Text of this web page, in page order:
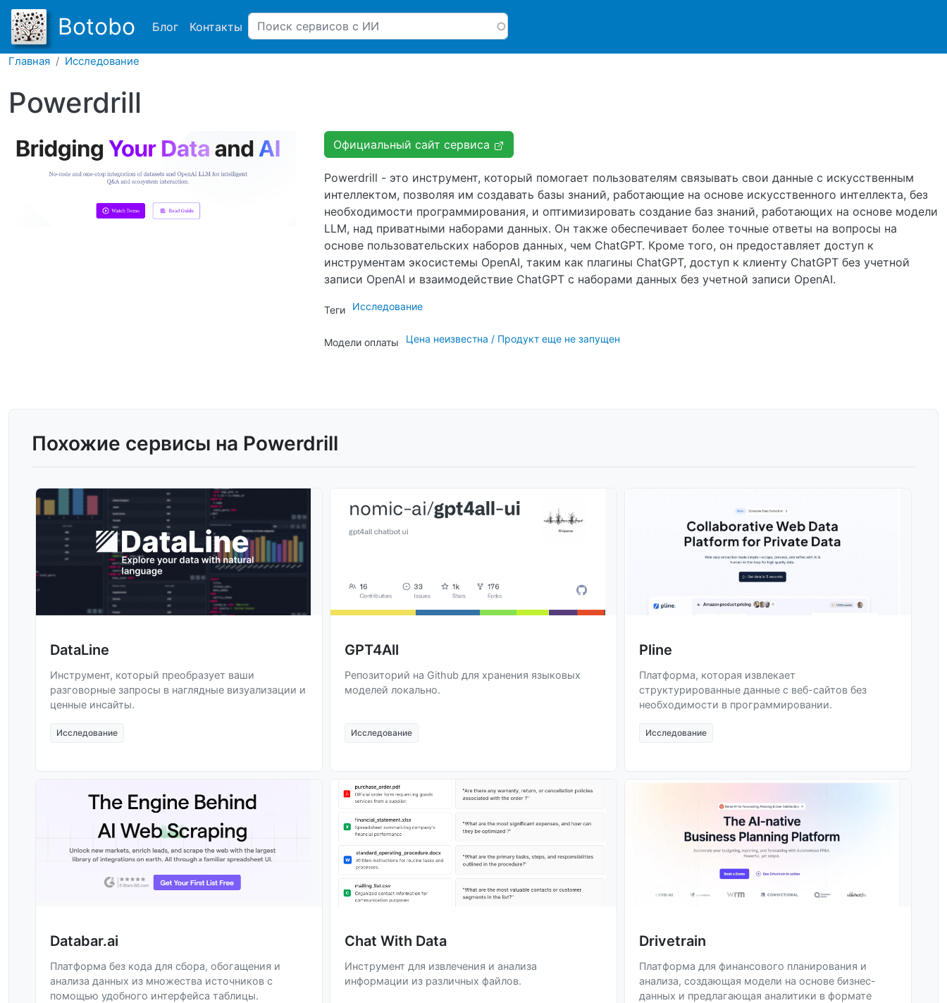
Перейти к основному содержанию
Botobo Main navigation
Блог Контакты
Главная Исследование
Powerdrill
Официальный сайт сервиса
Powerdrill - это инструмент, который помогает пользователям связывать свои данные с искусственным
интеллектом, позволяя им создавать базы знаний, работающие на основе искусственного интеллекта, без
необходимости программирования, и оптимизировать создание баз знаний, работающих на основе модели
LLM, над приватными наборами данных. Он также обеспечивает более точные ответы на вопросы на
основе пользовательских наборов данных, чем ChatGPT. Кроме того, он предоставляет доступ к
инструментам экосистемы OpenAI, таким как плагины ChatGPT, доступ к клиенту ChatGPT без учетной
записи OpenAI и взаимодействие ChatGPT с наборами данных без учетной записи OpenAI.
Теги Исследование
Модели оплаты Цена неизвестна / Продукт еще не запущен
Похожие сервисы на Powerdrill
DataLine
Инструмент, который преобразует ваши
разговорные запросы в наглядные визуализации и
ценные инсайты.
Исследование
GPT4All
Репозиторий на Github для хранения языковых
моделей локально.
Исследование
Pline
Платформа, которая извлекает
структурированные данные с веб-сайтов без
необходимости в программировании.
Исследование
Databar.ai
Платформа без кода для сбора, обогащения и
анализа данных из множества источников с
помощью удобного интерфейса таблицы.
Chat With Data
Инструмент для извлечения и анализа
информации из различных файлов.
Drivetrain
Платформа для финансового планирования и
анализа, создающая модели на основе бизнес-
данных и предлагающая аналитики в формате